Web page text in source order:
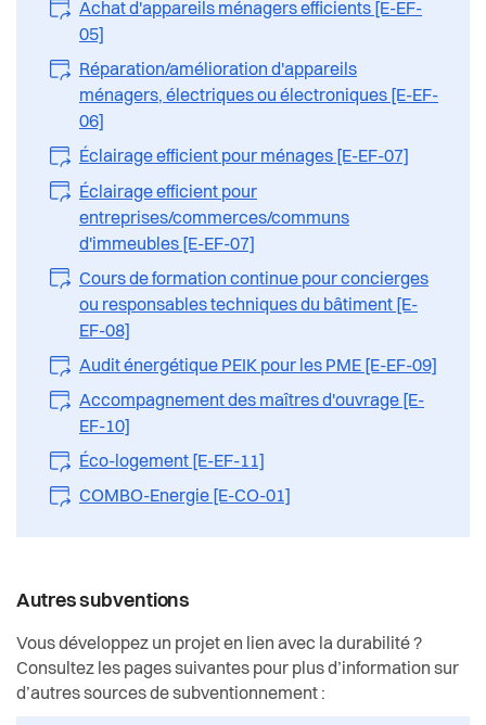
Achat d'appareils ménagers efficients [E-EF-
05]
Réparation/amélioration d'appareils
ménagers, électriques ou électroniques [E-EF-
06]
Éclairage efficient pour ménages [E-EF-07]
Éclairage efficient pour
entreprises/commerces/communs
d'immeubles [E-EF-07]
Cours de formation continue pour concierges
ou responsables techniques du bâtiment [E-
EF-08]
Audit énergétique PEIK pour les PME [E-EF-09]
Accompagnement des maîtres d'ouvrage [E-
EF-10]
Éco-logement [E-EF-11]
COMBO-Energie [E-CO-01]
Autres subventions
Vous développez un projet en lien avec la durabilité ?
Consultez les pages suivantes pour plus d’information sur
d’autres sources de subventionnement :